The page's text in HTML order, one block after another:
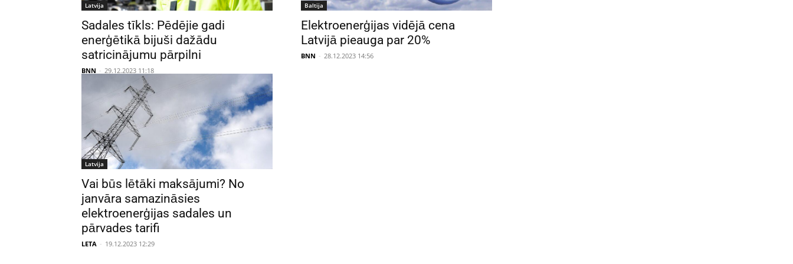
Latvija
Sadales tīkls: Pēdējie gadi
enerģētikā bijuši dažādu
satricinājumu pārpilni
BNN - 29.12.2023 11:18
Baltija
Elektroenerģijas vidējā cena
Latvijā pieauga par 20%
BNN - 28.12.2023 14:56
Latvija
Vai būs lētāki maksājumi? No
janvāra samazināsies
elektroenerģijas sadales un
pārvades tarifi
LETA - 19.12.2023 12:29